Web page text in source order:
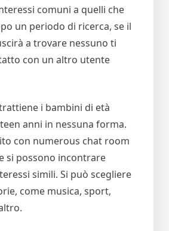
comuni a quelli che
un periodo di ricerca, se il
a trovare nessuno ti
con un altro utente
i bambini di età
anni in nessuna forma.
con numerous chat room
si possono incontrare
simili. Si può scegliere
come musica, sport,